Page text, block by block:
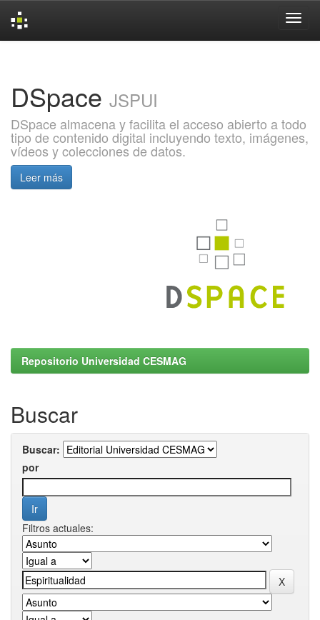
DSpace JSPUI
DSpace almacena y facilita el acceso abierto a todo
tipo de contenido digital incluyendo texto, imágenes,
vídeos y colecciones de datos.
Leer más
Repositorio Universidad CESMAG
Buscar
Buscar:
por
Filtros actuales: